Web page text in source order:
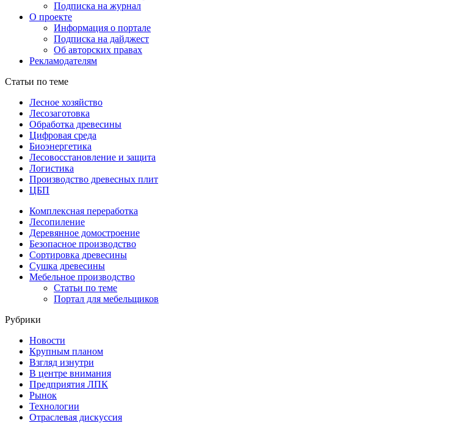
Подписка на журнал
О проекте
Информация о портале
Подписка на дайджест
Об авторских правах
Рекламодателям
Статьи по теме
Лесное хозяйство
Лесозаготовка
Обработка древесины
Цифровая среда
Биоэнергетика
Лесовосстановление и защита
Логистика
Производство древесных плит
ЦБП
Комплексная переработка
Лесопиление
Деревянное домостроение
Безопасное производство
Сортировка древесины
Сушка древесины
Мебельное производство
Статьи по теме
Портал для мебельщиков
Рубрики
Новости
Крупным планом
Взгляд изнутри
В центре внимания
Предприятия ЛПК
Рынок
Технологии
Отраслевая дискуссия